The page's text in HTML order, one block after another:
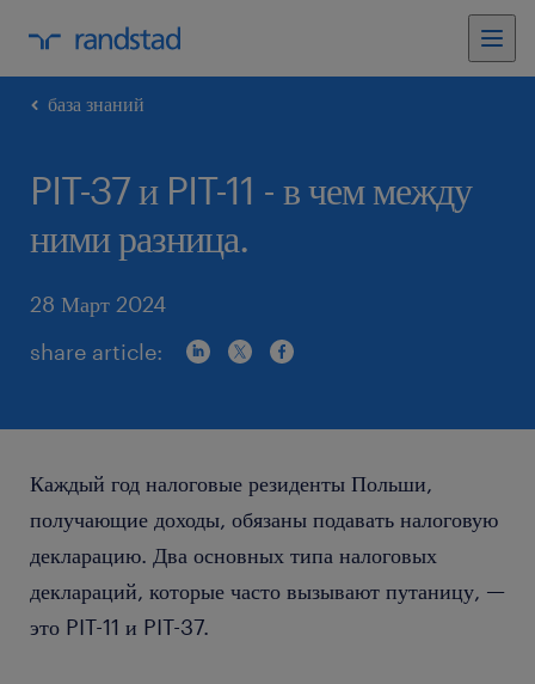
база знаний
PIT-37 и PIT-11 - в чем между
ними разница.
28 Март 2024
share article:
Каждый год налоговые резиденты Польши,
получающие доходы, обязаны подавать налоговую
декларацию. Два основных типа налоговых
деклараций, которые часто вызывают путаницу, —
это PIT-11 и PIT-37.